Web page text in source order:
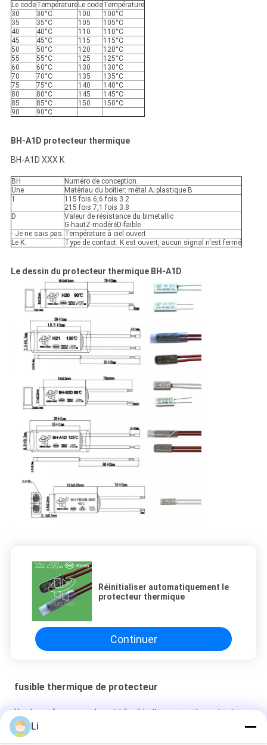
Le codeTempérature Le codeTempérature
30
30°C 100
100°C
35
35°C 105
105°C
40
40°C 110
110°C
45
45°C 115
115°C
50
50°C 120
120°C
55
55°C 125
125°C
60
60°C 130
130°C
70
70°C 135
135°C
75
75°C 140
140°C
80
80°C 145
145°C
85
85°C 150
150°C
90
90°C
BH-A1D protecteur thermique
BH-A1D XXX K
BH
Numéro de conception.
Une
Matériau du boîtier: métal A; plastique B
1
115 fois 6,6 fois 3.2
215 fois 7,1 fois 3.8
D
Valeur de résistance du bimetallic
G-hautZ-modéréD-faible
- Je ne sais pas. Température à ciel ouvert
Le K.
Type de contact: K est ouvert, aucun signal n'est fermé
Le dessin du protecteur thermique BH-A1D
Réinitialiser automatiquement le
protecteur thermique
Continuer
fusible thermique de protecteur
Haute performance de petit fusible thermique de protecteur
pour le moteur 2.2KW triphasé
Li